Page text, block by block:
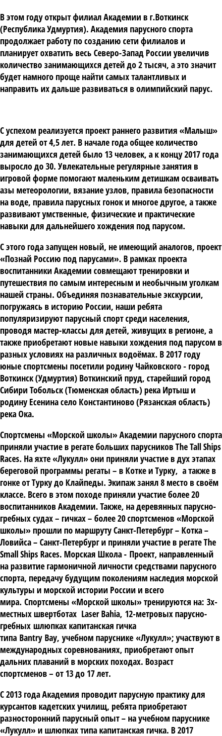
В этом году открыт филиал Академии в г.Воткинск
(Республика Удмуртия). Академия парусного спорта
продолжает работу по созданию сети филиалов и
планирует охватить весь Северо-Запад России увеличив
количество занимающихся детей до 2 тысяч, а это значит
будет намного проще найти самых талантливых и
направить их дальше развиваться в олимпийский парус.
С успехом реализуется проект раннего развития «Малыш»
для детей от 4,5 лет. В начале года общее количество
занимающихся детей было 13 человек, а к концу 2017 года
выросло до 30. Увлекательные регулярные занятия в
игровой форме помогают маленьким детишкам осваивать
азы метеорологии, вязание узлов, правила безопасности
на воде, правила парусных гонок и многое другое, а также
развивают умственные, физические и практические
навыки для дальнейшего хождения под парусом.
С этого года запущен новый, не имеющий аналогов, проект
«Познай Россию под парусами». В рамках проекта
воспитанники Академии совмещают тренировки и
путешествия по самым интересным и необычным уголкам
нашей страны. Объединяя познавательные экскурсии,
погружаясь в историю России, наши ребята
популяризируют парусный спорт среди населения,
проводя мастер-классы для детей, живущих в регионе, а
также приобретают новые навыки хождения под парусом в
разных условиях на различных водоёмах. В 2017 году
юные спортсмены посетили родину Чайковского - город
Воткинск (Удмуртия) Воткинский пруд, старейший город
Сибири Тобольск (Тюменская область) река Иртыш и
родину Есенина село Константиново (Рязанская область)
река Ока.
Спортсмены «Морской школы» Академии парусного спорта
приняли участие в регате больших парусников The Tall Ships
Races. На яхте «Лукулл» они приняли участие в дух этапах
береговой программы регаты – в Котке и Турку, а также в
гонке от Турку до Клайпеды. Экипаж занял 8 место в своём
классе. Всего в этом походе приняли участие более 20
воспитанников Академии. Также, на деревянных парусно-
гребных судах – гичках – более 20 спортсменов «Морской
школы» прошли по маршруту Санкт-Петербург – Котка –
Ловийса – Санкт-Петербург и приняли участие в регате The
Small Ships Races. Морская Школа - Проект, направленный
на развитие гармоничной личности средствами парусного
спорта, передачу будущим поколениям наследия морской
культуры и морской истории России и всего
мира. Спортсмены «Морской школы» тренируются на: 3х-
местных швертботах Laser Bahia, 12-метровых парусно-
гребных шлюпках капитанская гичка
типа Bantry Bay, учебном паруснике «Лукулл»; участвуют в
международных соревнованиях, приобретают опыт
дальних плаваний в морских походах. Возраст
спортсменов – от 13 до 17 лет.
С 2013 года Академия проводит парусную практику для
курсантов кадетских училищ, ребята приобретают
разносторонний парусный опыт – на учебном паруснике
«Лукулл» и шлюпках типа капитанская гичка. В 2017